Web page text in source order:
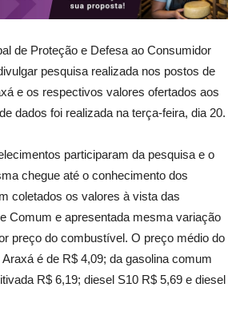
de Proteção e Defesa ao Consumidor
pesquisa realizada nos postos de
e os respectivos valores ofertados aos
dados foi realizada na terça-feira, dia 20.
participaram da pesquisa e o
chegue até o conhecimento dos
coletados os valores à vista das
Comum e apresentada mesma variação
preço do combustível. O preço médio do
é de R$ 4,09; da gasolina comum
R$ 6,19; diesel S10 R$ 5,69 e diesel